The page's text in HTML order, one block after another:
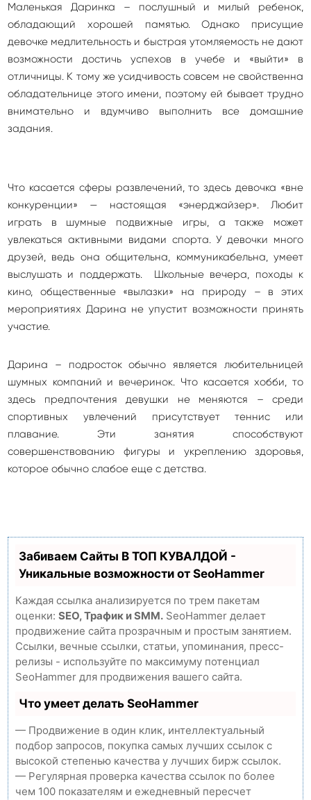
Маленькая Даринка – послушный и милый ребенок,
обладающий хорошей памятью. Однако присущие
девочке медлительность и быстрая утомляемость не дают
возможности достичь успехов в учебе и «выйти» в
отличницы. К тому же усидчивость совсем не свойственна
обладательнице этого имени, поэтому ей бывает трудно
внимательно и вдумчиво выполнить все домашние
задания.
Что касается сферы развлечений, то здесь девочка «вне
конкуренции» — настоящая «энерджайзер». Любит
играть в шумные подвижные игры, а также может
увлекаться активными видами спорта. У девочки много
друзей, ведь она общительна, коммуникабельна, умеет
выслушать и поддержать. Школьные вечера, походы к
кино, общественные «вылазки» на природу – в этих
мероприятиях Дарина не упустит возможности принять
участие.
Дарина – подросток обычно является любительницей
шумных компаний и вечеринок. Что касается хобби, то
здесь предпочтения девушки не меняются – среди
спортивных увлечений присутствует теннис или
плавание. Эти занятия способствуют
совершенствованию фигуры и укреплению здоровья,
которое обычно слабое еще с детства.
Забиваем Сайты В ТОП КУВАЛДОЙ -
Уникальные возможности от SeoHammer
Каждая ссылка анализируется по трем пакетам
оценки: SEO, Трафик и SMM. SeoHammer делает
продвижение сайта прозрачным и простым занятием.
Ссылки, вечные ссылки, статьи, упоминания, пресс-
релизы - используйте по максимуму потенциал
SeoHammer для продвижения вашего сайта.
Что умеет делать SeoHammer
— Продвижение в один клик, интеллектуальный
подбор запросов, покупка самых лучших ссылок с
высокой степенью качества у лучших бирж ссылок.
— Регулярная проверка качества ссылок по более
чем 100 показателям и ежедневный пересчет